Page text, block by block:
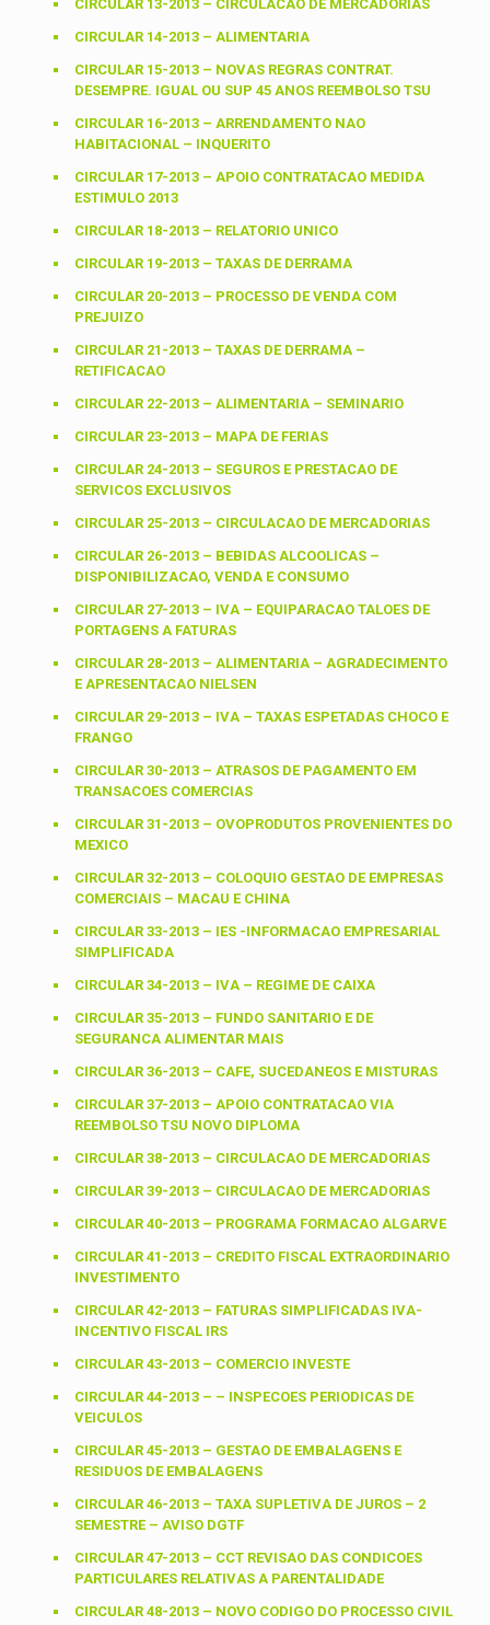
CIRCULAR 13-2013 – CIRCULACAO DE MERCADORIAS
CIRCULAR 14-2013 – ALIMENTARIA
CIRCULAR 15-2013 – NOVAS REGRAS CONTRAT.
DESEMPRE. IGUAL OU SUP 45 ANOS REEMBOLSO TSU
CIRCULAR 16-2013 – ARRENDAMENTO NAO
HABITACIONAL – INQUERITO
CIRCULAR 17-2013 – APOIO CONTRATACAO MEDIDA
ESTIMULO 2013
CIRCULAR 18-2013 – RELATORIO UNICO
CIRCULAR 19-2013 – TAXAS DE DERRAMA
CIRCULAR 20-2013 – PROCESSO DE VENDA COM
PREJUIZO
CIRCULAR 21-2013 – TAXAS DE DERRAMA –
RETIFICACAO
CIRCULAR 22-2013 – ALIMENTARIA – SEMINARIO
CIRCULAR 23-2013 – MAPA DE FERIAS
CIRCULAR 24-2013 – SEGUROS E PRESTACAO DE
SERVICOS EXCLUSIVOS
CIRCULAR 25-2013 – CIRCULACAO DE MERCADORIAS
CIRCULAR 26-2013 – BEBIDAS ALCOOLICAS –
DISPONIBILIZACAO, VENDA E CONSUMO
CIRCULAR 27-2013 – IVA – EQUIPARACAO TALOES DE
PORTAGENS A FATURAS
CIRCULAR 28-2013 – ALIMENTARIA – AGRADECIMENTO
E APRESENTACAO NIELSEN
CIRCULAR 29-2013 – IVA – TAXAS ESPETADAS CHOCO E
FRANGO
CIRCULAR 30-2013 – ATRASOS DE PAGAMENTO EM
TRANSACOES COMERCIAS
CIRCULAR 31-2013 – OVOPRODUTOS PROVENIENTES DO
MEXICO
CIRCULAR 32-2013 – COLOQUIO GESTAO DE EMPRESAS
COMERCIAIS – MACAU E CHINA
CIRCULAR 33-2013 – IES -INFORMACAO EMPRESARIAL
SIMPLIFICADA
CIRCULAR 34-2013 – IVA – REGIME DE CAIXA
CIRCULAR 35-2013 – FUNDO SANITARIO E DE
SEGURANCA ALIMENTAR MAIS
CIRCULAR 36-2013 – CAFE, SUCEDANEOS E MISTURAS
CIRCULAR 37-2013 – APOIO CONTRATACAO VIA
REEMBOLSO TSU NOVO DIPLOMA
CIRCULAR 38-2013 – CIRCULACAO DE MERCADORIAS
CIRCULAR 39-2013 – CIRCULACAO DE MERCADORIAS
CIRCULAR 40-2013 – PROGRAMA FORMACAO ALGARVE
CIRCULAR 41-2013 – CREDITO FISCAL EXTRAORDINARIO
INVESTIMENTO
CIRCULAR 42-2013 – FATURAS SIMPLIFICADAS IVA-
INCENTIVO FISCAL IRS
CIRCULAR 43-2013 – COMERCIO INVESTE
CIRCULAR 44-2013 – – INSPECOES PERIODICAS DE
VEICULOS
CIRCULAR 45-2013 – GESTAO DE EMBALAGENS E
RESIDUOS DE EMBALAGENS
CIRCULAR 46-2013 – TAXA SUPLETIVA DE JUROS – 2
SEMESTRE – AVISO DGTF
CIRCULAR 47-2013 – CCT REVISAO DAS CONDICOES
PARTICULARES RELATIVAS A PARENTALIDADE
CIRCULAR 48-2013 – NOVO CODIGO DO PROCESSO CIVIL